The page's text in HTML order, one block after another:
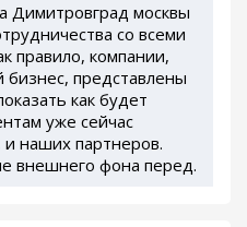
Димитровград москвы
со всеми
правило, компании,
представлены
как будет
уже сейчас
и наших партнеров.
внешнего фона перед.